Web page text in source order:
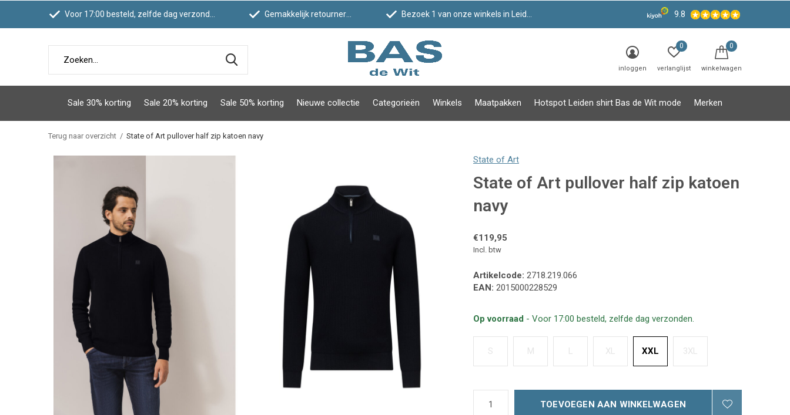
Sale 30% korting Sale 20% korting Sale 50% korting Nieuwe collectie Categorieën Winkels Maatpakken Hotspot Leiden shirt Bas de Wit mode Merken
inloggen verlanglijst
0
winkelwagen
0
Voor 17:00 besteld, zelfde dag verzonden Gemakkelijk retourneren Bezoek 1 van onze winkels in Leiden! 9.8
Terug naar overzicht State of Art pullover half zip katoen navy
State of Art
State of Art pullover half zip katoen
navy
€119,95
Incl. btw
Artikelcode: 2718.219.066
EAN: 2015000228529
Op voorraad - Voor 17:00 besteld, zelfde dag verzonden.
S M L XL XXL 3XL
TOEVOEGEN AAN WINKELWAGEN